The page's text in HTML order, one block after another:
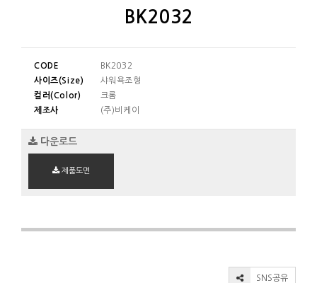
BK2032
CODE
BK2032
사이즈(Size)
샤워욕조형
컬러(Color)
크롬
제조사
(주)비케이
다운로드
제품도면
SNS공유